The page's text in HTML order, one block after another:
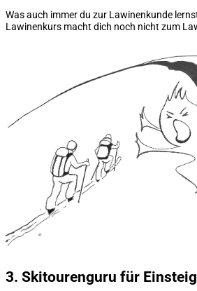
Was auch immer du zur Lawinenkunde
Lawinenkurs macht dich noch nicht zum
3. Skitourenguru für